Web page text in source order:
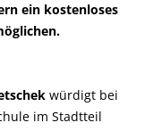
ein kostenloses
würdigt bei
im Stadtteil